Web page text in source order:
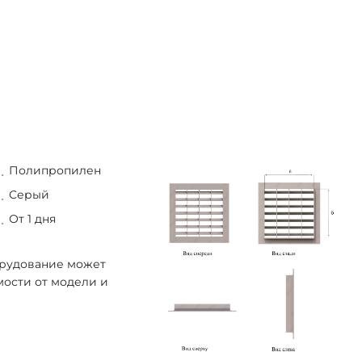
Полипропилен
Серый
От 1 дня
может
от модели и